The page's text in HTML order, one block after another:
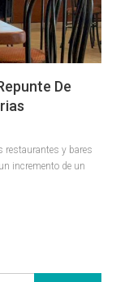
De
restaurantes y bares
incremento de un